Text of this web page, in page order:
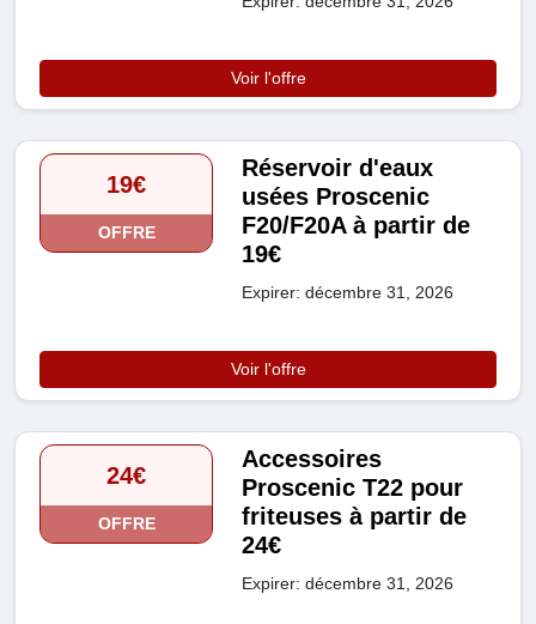
Voir l'offre
19€
OFFRE
Réservoir d'eaux
usées Proscenic
F20/F20A à partir de
19€
Expirer: décembre 31, 2026
Voir l'offre
24€
OFFRE
Accessoires
Proscenic T22 pour
friteuses à partir de
24€
Expirer: décembre 31, 2026